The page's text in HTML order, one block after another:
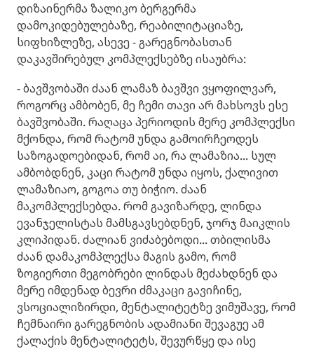
დიზაინერმა ზალიკო ბერგერმა
დამოკიდებულებაზე, რეაბილიტაციაზე,
სიფხიზლეზე, ასევე - გარეგნობასთან
დაკავშირებულ კომპლექსებზე ისაუბრა:
- ბავშვობაში ძაან ლამაზ ბავშვი ვყოფილვარ,
როგორც ამბობენ, მე ჩემი თავი არ მახსოვს ესე
ბავშვობაში. რაღაცა პერიოდის მერე კომპლექსი
მქონდა, რომ რატომ უნდა გამოირჩეოდეს
საზოგადოებიდან, რომ აი, რა ლამაზია... სულ
ამბობდნენ, კაცი რატომ უნდა იყოს, ქალივით
ლამაზიაო, გოგოა თუ ბიჭიო. ძაან
მაკომპლექსებდა. რომ გავიზარდე, ლინდა
ევანჯელისტას მამსგავსებდნენ, ჯორჯ მაიკლის
კლიპიდან. ძალიან ვიძაბებოდი...თბილისმა
ძაან დამაკომპლექსა მაგის გამო, რომ
ზოგიერთი მეგობრები ლინდას მეძახდნენ და
მერე იმდენად ბევრი ძმაკაცი გავიჩინე,
ვსოციალიზირდი, მენტალიტეტზე ვიმუშავე, რომ
ჩემნაირი გარეგნობის ადამიანი შევაგუე ამ
ქალაქის მენტალიტეტს, შევურწყე და ისე